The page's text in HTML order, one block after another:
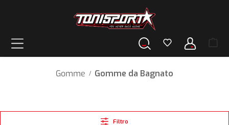
Gomme / Gomme da Bagnato
Filtro